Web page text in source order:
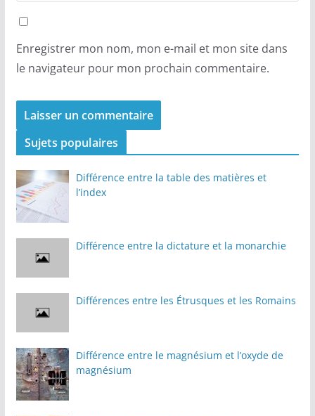
Enregistrer mon nom, mon e-mail et mon site dans
le navigateur pour mon prochain commentaire.
Sujets populaires
Différence entre la table des matières et
l’index
Différence entre la dictature et la monarchie
Différences entre les Étrusques et les Romains
Différence entre le magnésium et l’oxyde de
magnésium